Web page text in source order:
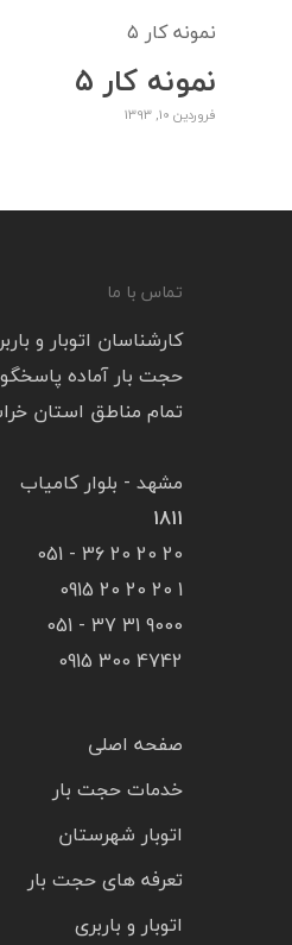
نمونه کار ۵
فروردین 10, 1393
تماس با ما
کارشناسان اتوبار و
حجت بار آماده
تمام مناطق استان
مشهد - بلوار کامیاب
1811
20 20 20 36 - 051
1 20 20 20 0915
9000 31 37 - 051
4742 300 0915
صفحه اصلی
خدمات حجت بار
اتوبار شهرستان
تعرفه های حجت بار
اتوبار و باربری